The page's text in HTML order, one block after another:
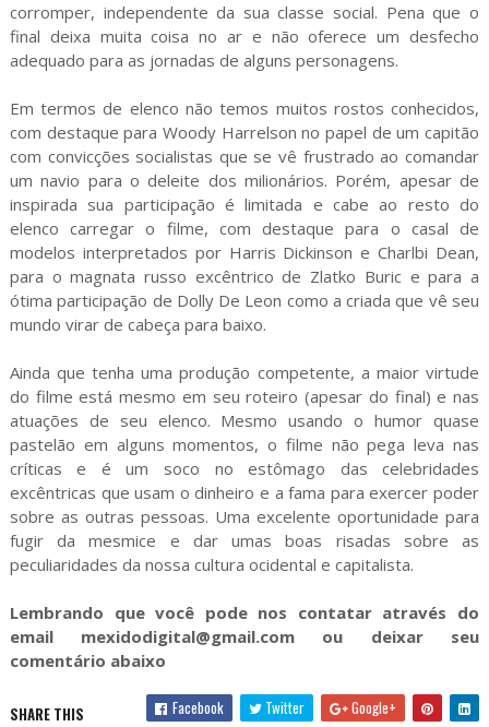
corromper, independente da sua classe social. Pena que o
final deixa muita coisa no ar e não oferece um desfecho
adequado para as jornadas de alguns personagens.
Em termos de elenco não temos muitos rostos conhecidos,
com destaque para Woody Harrelson no papel de um capitão
com convicções socialistas que se vê frustrado ao comandar
um navio para o deleite dos milionários. Porém, apesar de
inspirada sua participação é limitada e cabe ao resto do
elenco carregar o filme, com destaque para o casal de
modelos interpretados por Harris Dickinson e Charlbi Dean,
para o magnata russo excêntrico de Zlatko Buric e para a
ótima participação de Dolly De Leon como a criada que vê seu
mundo virar de cabeça para baixo.
Ainda que tenha uma produção competente, a maior virtude
do filme está mesmo em seu roteiro (apesar do final) e nas
atuações de seu elenco. Mesmo usando o humor quase
pastelão em alguns momentos, o filme não pega leva nas
críticas e é um soco no estômago das celebridades
excêntricas que usam o dinheiro e a fama para exercer poder
sobre as outras pessoas. Uma excelente oportunidade para
fugir da mesmice e dar umas boas risadas sobre as
peculiaridades da nossa cultura ocidental e capitalista.
Lembrando que você pode nos contatar através do
email mexidodigital@gmail.com ou deixar seu
comentário abaixo
SHARE THIS Facebook Twitter Google+